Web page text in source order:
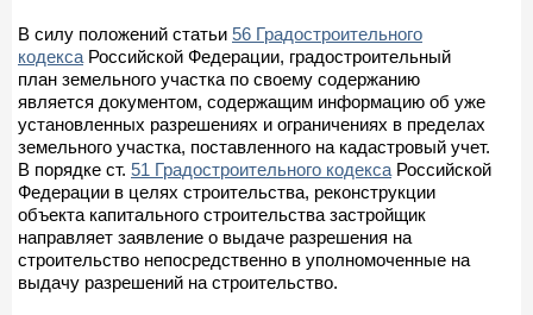
В силу положений статьи 56 Градостроительного
кодекса Российской Федерации, градостроительный
план земельного участка по своему содержанию
является документом, содержащим информацию об уже
установленных разрешениях и ограничениях в пределах
земельного участка, поставленного на кадастровый учет.
В порядке ст. 51 Градостроительного кодекса Российской
Федерации в целях строительства, реконструкции
объекта капитального строительства застройщик
направляет заявление о выдаче разрешения на
строительство непосредственно в уполномоченные на
выдачу разрешений на строительство.